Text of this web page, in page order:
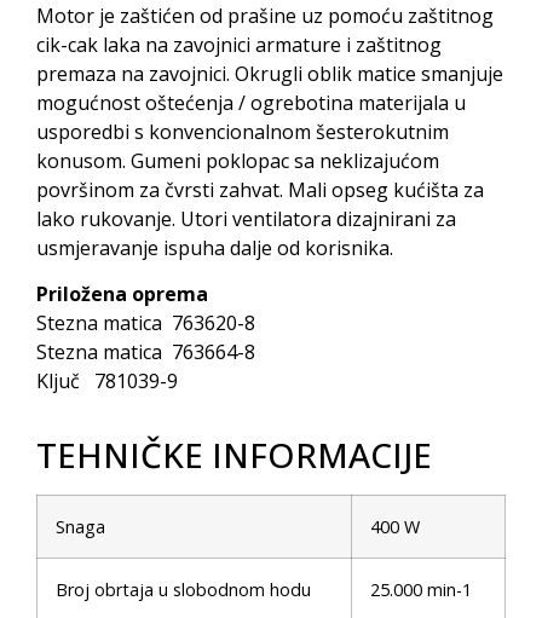
Motor je zaštićen od prašine uz pomoću zaštitnog
cik-cak laka na zavojnici armature i zaštitnog
premaza na zavojnici. Okrugli oblik matice smanjuje
mogućnost oštećenja / ogrebotina materijala u
usporedbi s konvencionalnom šesterokutnim
konusom. Gumeni poklopac sa neklizajućom
površinom za čvrsti zahvat. Mali opseg kućišta za
lako rukovanje. Utori ventilatora dizajnirani za
usmjeravanje ispuha dalje od korisnika.
Priložena oprema
Stezna matica 763620-8
Stezna matica 763664-8
Ključ 781039-9
TEHNIČKE INFORMACIJE
Snaga 400 W
Broj obrtaja u slobodnom hodu 25.000 min-1